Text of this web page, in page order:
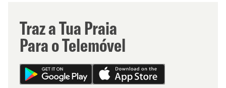
Traz a Tua Praia
Para o Telemóvel